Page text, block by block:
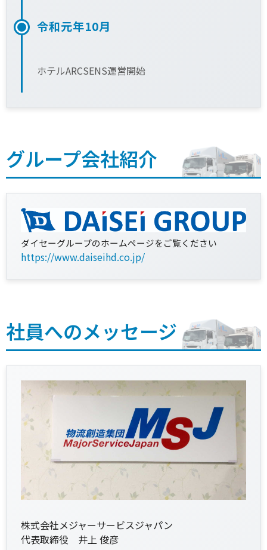
令和元年10月
ホテルARCSENS運営開始
グループ会社紹介
ダイセーグループのホームページをご覧ください
https://www.daiseihd.co.jp/
社員へのメッセージ
株式会社メジャーサービスジャパン
代表取締役 井上 俊彦